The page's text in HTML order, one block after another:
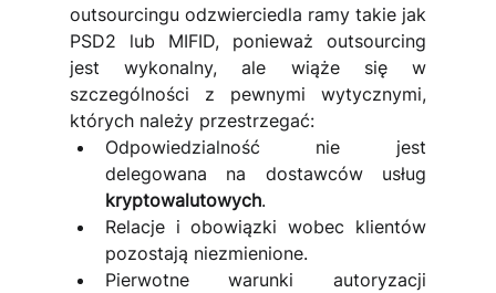
outsourcingu odzwierciedla ramy takie jak
PSD2 lub MIFID, ponieważ outsourcing
jest wykonalny, ale wiąże się w
szczególności z pewnymi wytycznymi,
których należy przestrzegać:
Odpowiedzialność nie jest
kryptowalutowych.
Relacje i obowiązki wobec klientów
pozostają niezmienione.
Pierwotne warunki autoryzacji